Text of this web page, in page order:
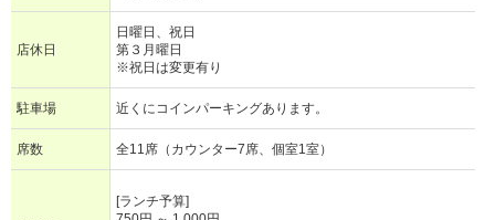
店休日
日曜日、祝日
第３月曜日
※祝日は変更有り
駐車場 近くにコインパーキングあります。
席数 全11席（カウンター7席、個室1室）
[ランチ予算]